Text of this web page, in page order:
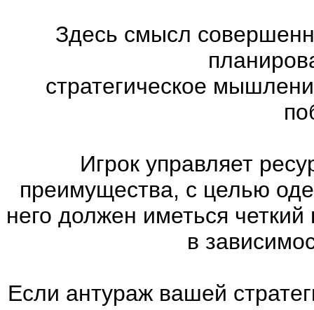
Здесь смысл
стратегическое
Игрок управляет
преимущества, с целью
него должен иметься
в
Если антураж вашей